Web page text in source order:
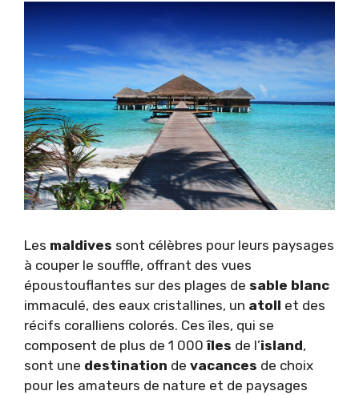
Les maldives sont célèbres pour leurs paysages
à couper le souffle, offrant des vues
époustouflantes sur des plages de sable blanc
immaculé, des eaux cristallines, un atoll et des
récifs coralliens colorés. Ces îles, qui se
composent de plus de 1 000îles de l’island,
sont une destination de vacances de choix
pour les amateurs de nature et de paysages